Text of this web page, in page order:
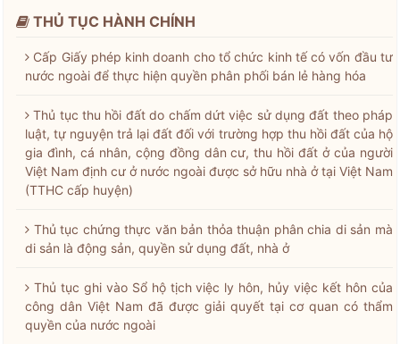
THỦ TỤC HÀNH CHÍNH
Cấp Giấy phép kinh doanh cho tổ chức kinh tế có vốn đầu tư
nước ngoài để thực hiện quyền phân phối bán lẻ hàng hóa
Thủ tục thu hồi đất do chấm dứt việc sử dụng đất theo pháp
luật, tự nguyện trả lại đất đối với trường hợp thu hồi đất của hộ
gia đình, cá nhân, cộng đồng dân cư, thu hồi đất ở của người
Việt Nam định cư ở nước ngoài được sở hữu nhà ở tại Việt Nam
(TTHC cấp huyện)
Thủ tục chứng thực văn bản thỏa thuận phân chia di sản mà
di sản là động sản, quyền sử dụng đất, nhà ở
Thủ tục ghi vào Sổ hộ tịch việc ly hôn, hủy việc kết hôn của
công dân Việt Nam đã được giải quyết tại cơ quan có thẩm
quyền của nước ngoài